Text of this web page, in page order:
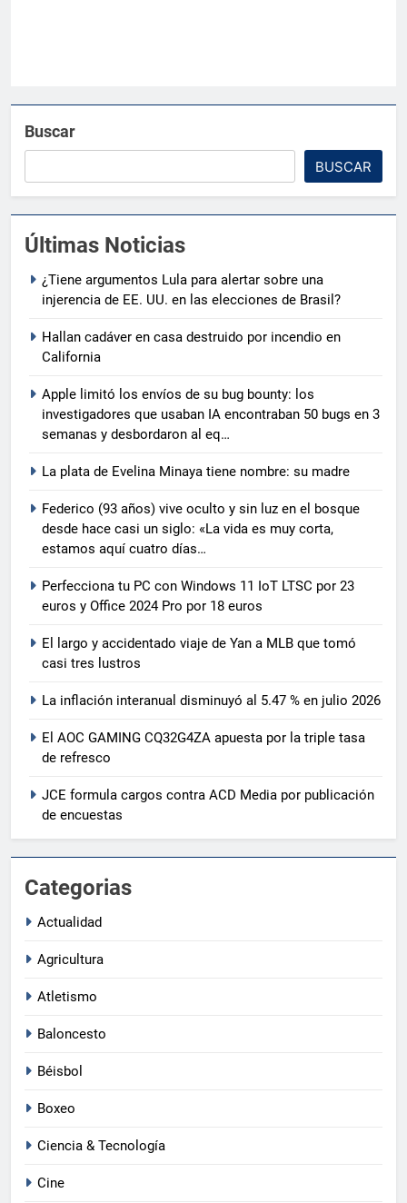
Buscar
BUSCAR
Últimas Noticias
¿Tiene argumentos Lula para alertar sobre una
injerencia de EE. UU. en las elecciones de Brasil?
Hallan cadáver en casa destruido por incendio en
California
Apple limitó los envíos de su bug bounty: los
investigadores que usaban IA encontraban 50 bugs en 3
semanas y desbordaron al eq…
La plata de Evelina Minaya tiene nombre: su madre
Federico (93 años) vive oculto y sin luz en el bosque
desde hace casi un siglo: «La vida es muy corta,
estamos aquí cuatro días…
Perfecciona tu PC con Windows 11 IoT LTSC por 23
euros y Office 2024 Pro por 18 euros
El largo y accidentado viaje de Yan a MLB que tomó
casi tres lustros
La inflación interanual disminuyó al 5.47 % en julio 2026
El AOC GAMING CQ32G4ZA apuesta por la triple tasa
de refresco
JCE formula cargos contra ACD Media por publicación
de encuestas
Categorias
Actualidad
Agricultura
Atletismo
Baloncesto
Béisbol
Boxeo
Ciencia & Tecnología
Cine